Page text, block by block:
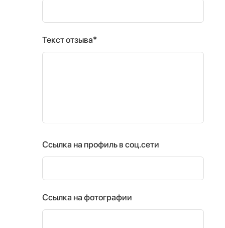
Текст отзыва*
Ссылка на профиль в соц.сети
Ссылка на фотографии